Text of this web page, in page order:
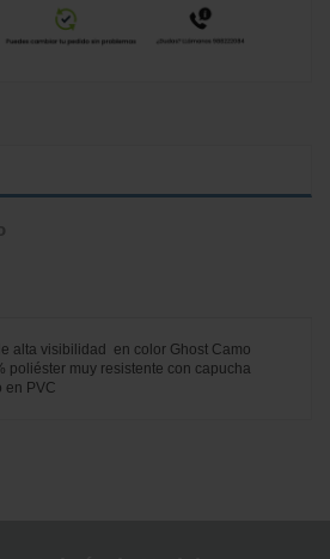
alta visibilidad en color Ghost Camo
poliéster muy resistente con capucha
en PVC